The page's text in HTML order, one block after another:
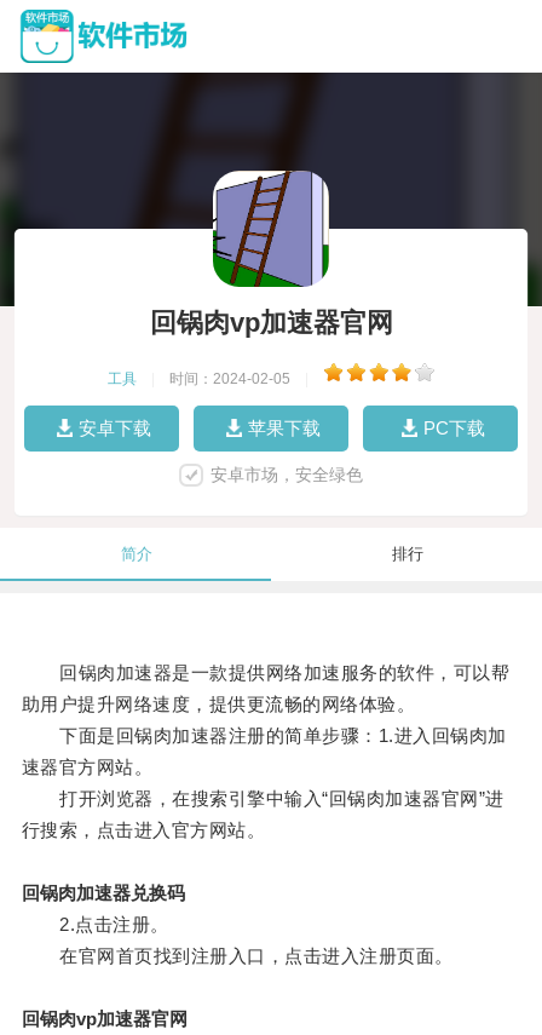
回锅肉vp加速器官网
工具 时间：2024-02-05
安卓下载 苹果下载 PC下载
安卓市场，安全绿色
简介 排行
回锅肉加速器是一款提供网络加速服务的软件，可以帮
助用户提升网络速度，提供更流畅的网络体验。
下面是回锅肉加速器注册的简单步骤：1.进入回锅肉加
速器官方网站。
打开浏览器，在搜索引擎中输入“回锅肉加速器官网”进
行搜索，点击进入官方网站。
回锅肉加速器兑换码
2.点击注册。
在官网首页找到注册入口，点击进入注册页面。
回锅肉vp加速器官网